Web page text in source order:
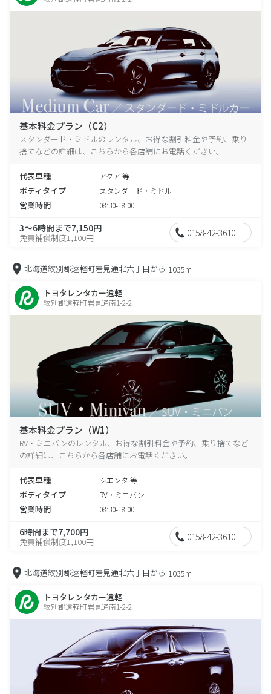
基本料金プラン（C2）
スタンダード・ミドルのレンタル、お得な割引料金や予約、乗り
捨てなどの詳細は、こちらから各店舗にお電話ください。
代表車種 アクア 等
ボディタイプ スタンダード・ミドル
営業時間 08:30-18:00
3～6時間まで7,150円
免責補償制度1,100円 0158-42-3610
北海道紋別郡遠軽町岩見通北六丁目から 1035m
トヨタレンタカー遠軽
紋別郡遠軽町岩見通南1-2-2
基本料金プラン（W1）
RV・ミニバンのレンタル、お得な割引料金や予約、乗り捨てなど
の詳細は、こちらから各店舗にお電話ください。
代表車種 シエンタ 等
ボディタイプ RV・ミニバン
営業時間 08:30-18:00
6時間まで7,700円
免責補償制度1,100円 0158-42-3610
北海道紋別郡遠軽町岩見通北六丁目から 1035m
トヨタレンタカー遠軽
紋別郡遠軽町岩見通南1-2-2